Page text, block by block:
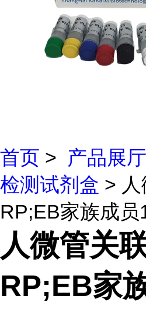
首页 > 产品展厅
检测试剂盒 > 人
RP;EB家族成员
人微管关
RP;EB家